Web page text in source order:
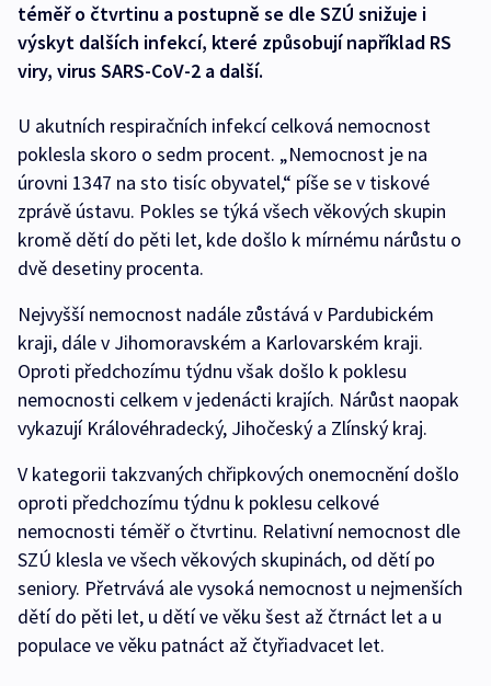
téměř o čtvrtinu a postupně se dle SZÚ snižuje i
výskyt dalších infekcí, které způsobují například RS
viry, virus SARS-CoV-2 a další.
U akutních respiračních infekcí celková nemocnost
poklesla skoro o sedm procent. „Nemocnost je na
úrovni 1347 na sto tisíc obyvatel,“ píše se v tiskové
zprávě ústavu. Pokles se týká všech věkových skupin
kromě dětí do pěti let, kde došlo k mírnému nárůstu o
dvě desetiny procenta.
Nejvyšší nemocnost nadále zůstává v Pardubickém
kraji, dále v Jihomoravském a Karlovarském kraji.
Oproti předchozímu týdnu však došlo k poklesu
nemocnosti celkem v jedenácti krajích. Nárůst naopak
vykazují Královéhradecký, Jihočeský a Zlínský kraj.
V kategorii takzvaných chřipkových onemocnění došlo
oproti předchozímu týdnu k poklesu celkové
nemocnosti téměř o čtvrtinu. Relativní nemocnost dle
SZÚ klesla ve všech věkových skupinách, od dětí po
seniory. Přetrvává ale vysoká nemocnost u nejmenších
dětí do pěti let, u dětí ve věku šest až čtrnáct let a u
populace ve věku patnáct až čtyřiadvacet let.